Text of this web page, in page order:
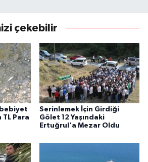
çekebilir
TL Para
Serinlemek İçin Girdiği
Gölet 12 Yaşındaki
Ertuğrul'a Mezar Oldu